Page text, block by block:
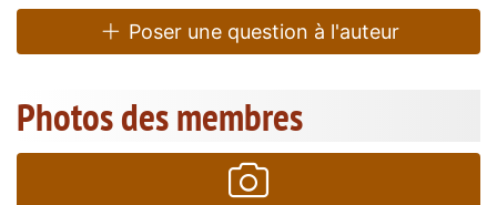
Poser une question à l'auteur
Photos des membres